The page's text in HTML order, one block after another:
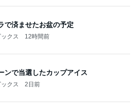
た新作ボトル
るほど涼しい冷感ポンチョ